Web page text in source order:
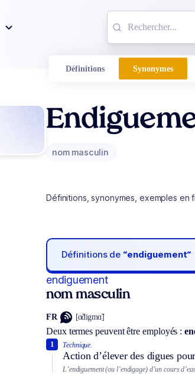
Définitions Synonymes
nom masculin
Définitions, synonymes, exemples en
Définitions de “endiguement“
endiguement
nom masculin
FR [ɑ̃digmɑ̃]
Deux termes peuvent être employés :
Technique.
Action d’élever des digues
1
L’endiguement (ou l’endigage) d’un cours